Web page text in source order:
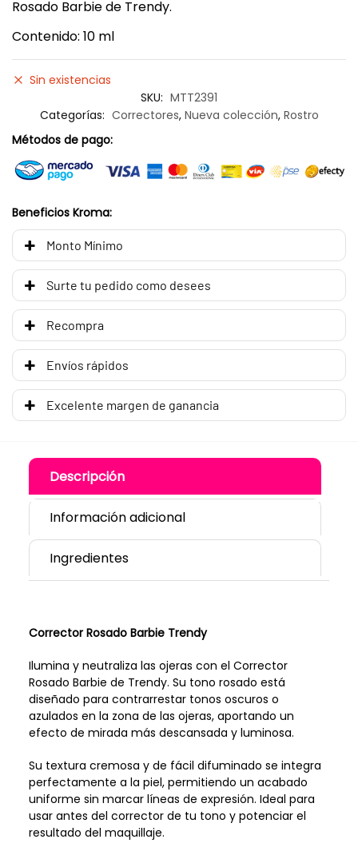
Rosado Barbie de Trendy.
Contenido: 10 ml
Sin existencias
SKU: MTT2391
Categorías: Correctores, Nueva colección, Rostro
Métodos de pago:
Beneficios Kroma:
Monto Mínimo
Surte tu pedido como desees
Recompra
Envíos rápidos
Excelente margen de ganancia
Descripción
Información adicional
Ingredientes
Corrector Rosado Barbie Trendy
Ilumina y neutraliza las ojeras con el Corrector
Rosado Barbie de Trendy. Su tono rosado está
diseñado para contrarrestar tonos oscuros o
azulados en la zona de las ojeras, aportando un
efecto de mirada más descansada y luminosa.
Su textura cremosa y de fácil difuminado se integra
perfectamente a la piel, permitiendo un acabado
uniforme sin marcar líneas de expresión. Ideal para
usar antes del corrector de tu tono y potenciar el
resultado del maquillaje.